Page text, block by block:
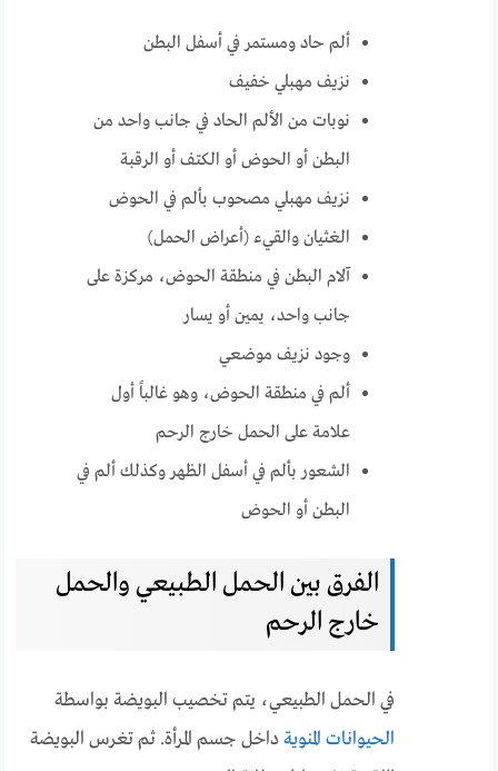
ألم حاد ومستمر في أسفل البطن
نزيف مهبلي خفيف
نوبات من الألم الحاد في جانب واحد من
البطن أو الحوض أو الكتف أو الرقبة
نزيف مهبلي مصحوب بألم في الحوض
الغثيان والقيء (أعراض الحمل)
آلام البطن في منطقة الحوض، مركزة على
جانب واحد، يمين أو يسار
وجود نزيف موضعي
ألم في منطقة الحوض، وهو غالباً أول
علامة على الحمل خارج الرحم
الشعور بألم في أسفل الظهر وكذلك ألم في
البطن أو الحوض
الفرق بين الحمل الطبيعي والحمل
خارج الرحم
في الحمل الطبيعي، يتم تخصيب البويضة بواسطة
الحيوانات المنويةداخل جسم المرأة. ثم تغرس البويضة